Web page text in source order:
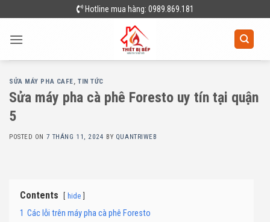
to
content
Hotline mua hàng: 0989.869.181
SỬA MÁY PHA CAFE,TIN TỨC
Sửa máy pha cà phê Foresto uy tín tại quận
5
POSTED ON 7 THÁNG 11, 2024 BY QUANTRIWEB
Contents hide
1 Các lỗi trên máy pha cà phê Foresto